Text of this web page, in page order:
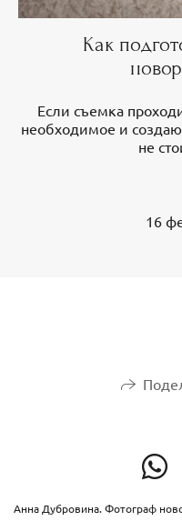
Как
Если съемка
необходимое и
не
16
Анна Дубровина. Фотограф